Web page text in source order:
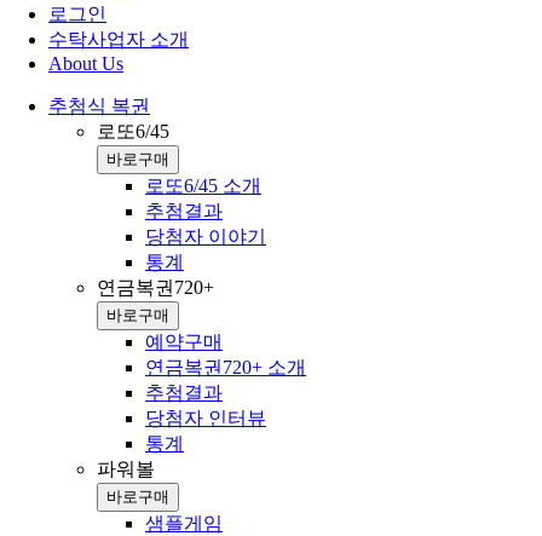
로그인
수탁사업자 소개
About Us
추첨식 복권
로또6/45
바로구매
로또6/45 소개
추첨결과
당첨자 이야기
통계
연금복권720+
바로구매
예약구매
연금복권720+ 소개
추첨결과
당첨자 인터뷰
통계
파워볼
바로구매
샘플게임